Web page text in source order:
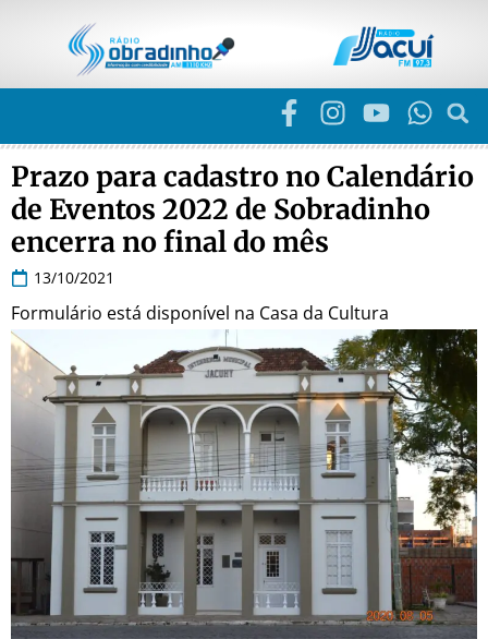
Prazo para cadastro no Calendário
de Eventos 2022 de Sobradinho
encerra no final do mês
13/10/2021
Formulário está disponível na Casa da Cultura